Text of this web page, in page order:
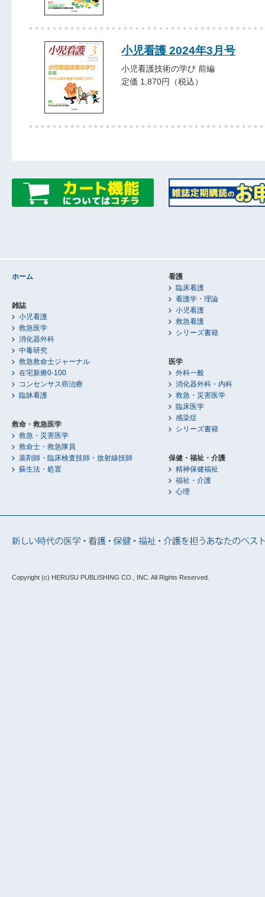
小児看護 2024年3月号
小児看護技術の学び 前編
定価 1,870円（税込）
ホーム
雑誌
小児看護
救急医学
消化器外科
中毒研究
救急救命士ジャーナル
在宅新療0-100
コンセンサス癌治療
臨牀看護
救命・救急医学
救急・災害医学
救命士・救急隊員
薬剤師・臨床検査技師・放射線技師
蘇生法・処置
看護
臨床看護
看護学・理論
小児看護
救急看護
シリーズ書籍
医学
外科一般
消化器外科・内科
救急・災害医学
臨床医学
感染症
シリーズ書籍
保健・福祉・介護
精神保健福祉
福祉・介護
心理
Copyright (c) HERUSU PUBLISHING CO., INC. All Rights Reserved.